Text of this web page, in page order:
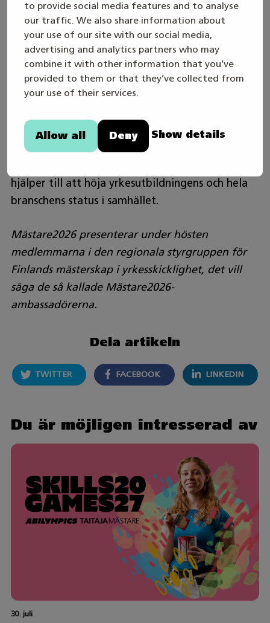
to provide social media features and to analyse
our traffic. We also share information about
your use of our site with our social media,
advertising and analytics partners who may
combine it with other information that you’ve
provided to them or that they’ve collected from
your use of their services.
Allow all Deny Show details
Mästare-tävlingarna motiverar studerandena att
utveckla sitt kunnande, ger möjlighet att mäta
det egna kunnandet mot andra nationellt bästa
och lyfter fram yrkeskompetens inom olika
branscher. Samtidigt mäts också hur väl lärarna
har lyckats i sitt arbete. Tävlingarna har stor
för att öka uppskattningen av yrkeskompetens.
Dessutom stöder tävlingen kontakter till
hjälper till att höja yrkesutbildningens och hela
branschens status i samhället.
Mästare2026 presenterar under hösten
medlemmarna i den regionala styrgruppen för
Finlands mästerskap i yrkesskicklighet, det vill
säga de så kallade Mästare2026-
ambassadörerna.
Dela artikeln
TWITTER FACEBOOK LINKEDIN
Du är möjligen intresserad av
30. juli